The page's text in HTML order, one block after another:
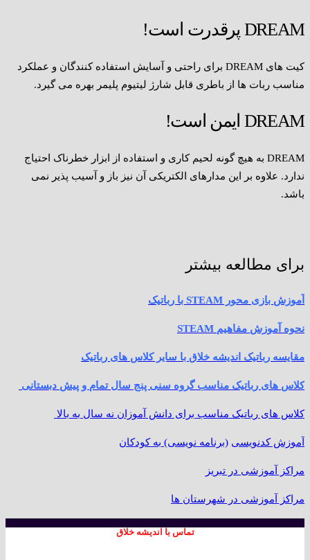
DREAM پرقدرت است!
کیت های DREAM برای راحتی و آسایش استفاده کنندگان و عملکرد
مناسب ربات ها از باطری قابل شارژ لیتیوم پلیمر بهره می گیرد.
DREAM ایمن است!
DREAM به هیچ گونه لحیم کاری و استفاده از ابزار خطرناک احتیاج
ندارد. علاوه بر این مدارهای الکتریکی آن نیز باز و آسیب پذیر نمی
باشد.
برای مطالعه بیشتر
آموزش بازی محور STEAM با رباتیک
نحوه آموزش مفاهیم STEAM
مقایسه رباتیک اندیشه خلاق با سایر کلاس های رباتیک
کلاس های رباتیک مناسب گروه سنی پنج سال تمام و پیش دبستانی
کلاس های رباتیک مناسب برای دانش آموزان نه سال به بالا
آموزش کدنویسی (برنامه نویسی) به کودکان
مراکز آموزشی در تبریز
مراکز آموزشی در شهرستان ها
تماس با اندیشه خلاق